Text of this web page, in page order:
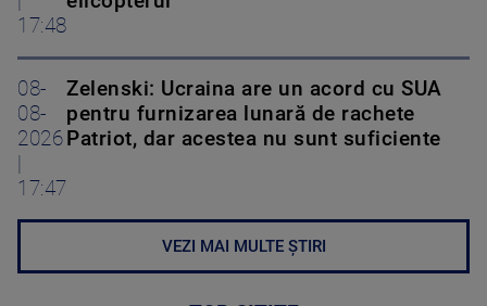
17:48
08-
08-
2026
17:47
Zelenski: Ucraina are un acord cu SUA
pentru furnizarea lunară de rachete
Patriot, dar acestea nu sunt suficiente
VEZI MAI MULTE ȘTIRI